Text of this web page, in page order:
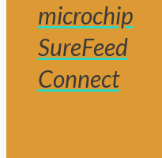
microchip
SureFeed
Connect